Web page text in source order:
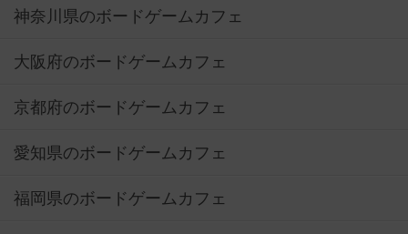
神奈川県のボードゲームカフェ
大阪府のボードゲームカフェ
京都府のボードゲームカフェ
愛知県のボードゲームカフェ
福岡県のボードゲームカフェ